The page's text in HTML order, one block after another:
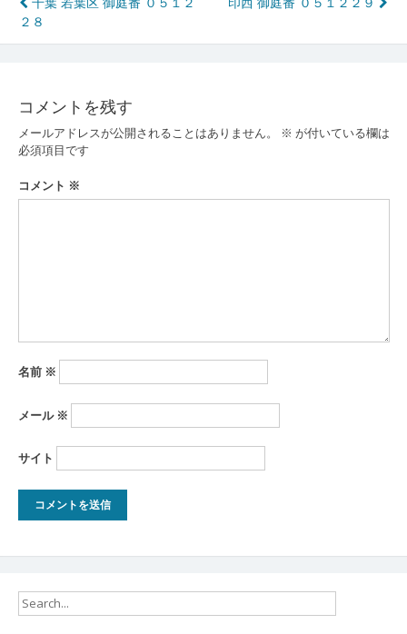
稿
ビ
ゲ
ー
シ
２８
コメントを残す
メールアドレスが公開されることはありません。 ※ が付いている欄は
必須項目です
コメント ※
名前 ※
メール ※
サイト